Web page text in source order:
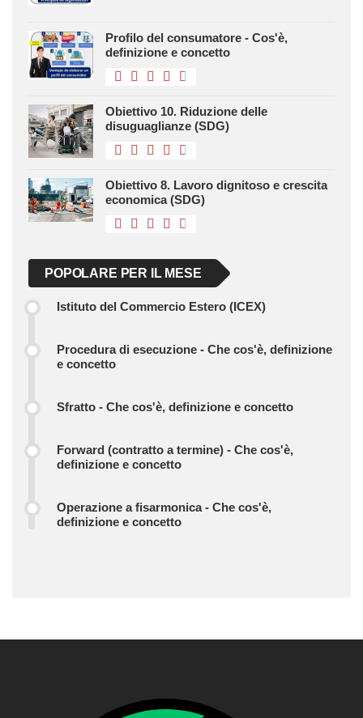
Profilo del consumatore - Cos'è,
definizione e concetto
Obiettivo 10. Riduzione delle
disuguaglianze (SDG)
Obiettivo 8. Lavoro dignitoso e crescita
economica (SDG)
POPOLARE PER IL MESE
Istituto del Commercio Estero (ICEX)
Procedura di esecuzione - Che cos'è, definizione
e concetto
Sfratto - Che cos'è, definizione e concetto
Forward (contratto a termine) - Che cos'è,
definizione e concetto
Operazione a fisarmonica - Che cos'è,
definizione e concetto